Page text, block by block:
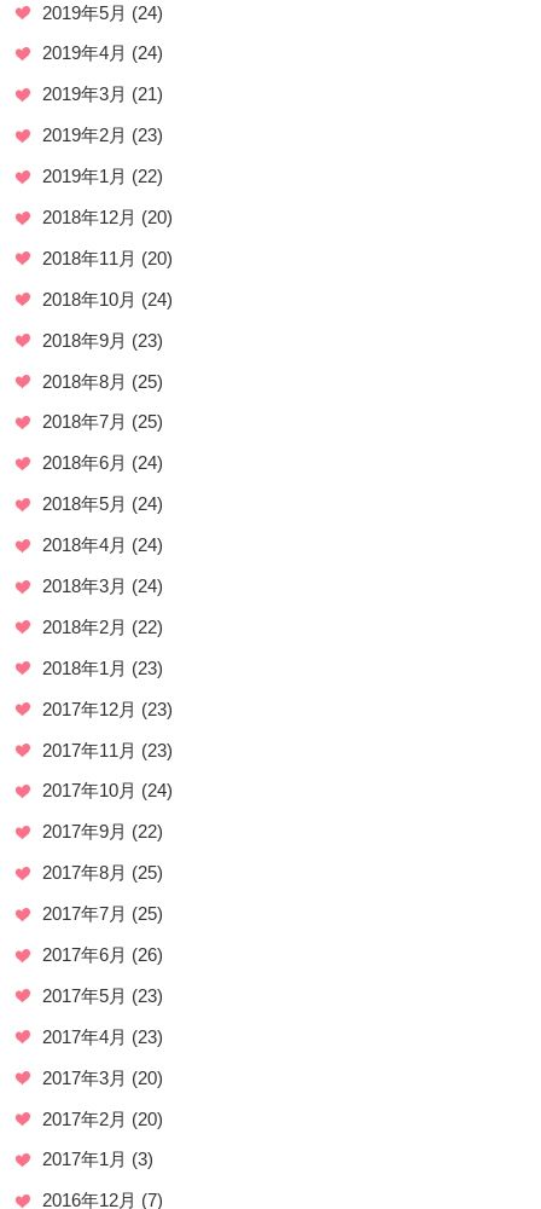
2019年5月 (24)
2019年4月 (24)
2019年3月 (21)
2019年2月 (23)
2019年1月 (22)
2018年12月 (20)
2018年11月 (20)
2018年10月 (24)
2018年9月 (23)
2018年8月 (25)
2018年7月 (25)
2018年6月 (24)
2018年5月 (24)
2018年4月 (24)
2018年3月 (24)
2018年2月 (22)
2018年1月 (23)
2017年12月 (23)
2017年11月 (23)
2017年10月 (24)
2017年9月 (22)
2017年8月 (25)
2017年7月 (25)
2017年6月 (26)
2017年5月 (23)
2017年4月 (23)
2017年3月 (20)
2017年2月 (20)
2017年1月 (3)
2016年12月 (7)